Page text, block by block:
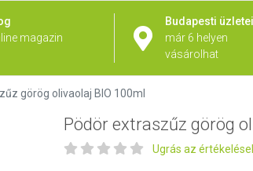
magazin
Budapesti
már 6 helyen
vásárolhat
görög olivaolaj BIO 100ml
Pödör extraszűz görög
Ugrás az